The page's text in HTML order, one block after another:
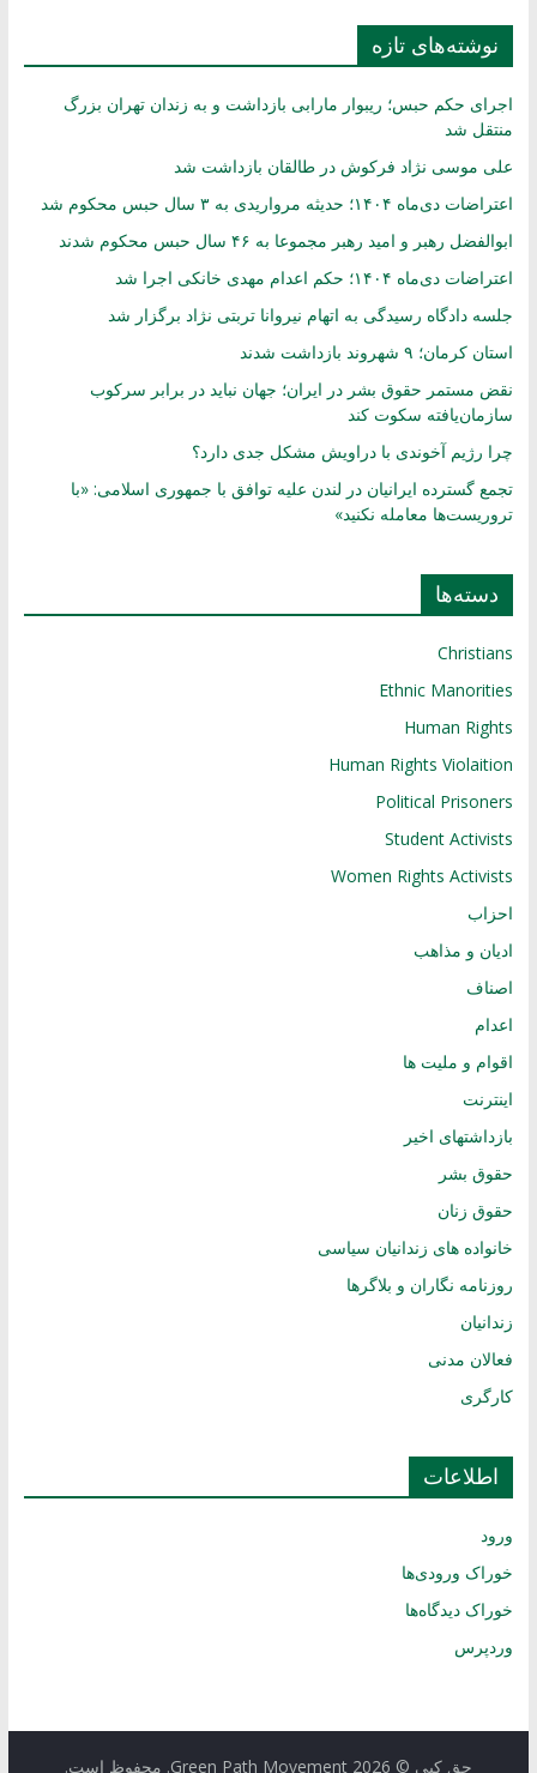
نوشته‌های تازه
اجرای حکم حبس؛ ریبوار مارابی بازداشت و به زندان تهران بزرگ
منتقل شد
علی موسی نژاد فرکوش در طالقان بازداشت شد
اعتراضات دی‌ماه ۱۴۰۴؛ حدیثه مرواریدی به ۳ سال حبس محکوم شد
ابوالفضل رهبر و امید رهبر مجموعا به ۴۶ سال حبس محکوم شدند
اعتراضات دی‌ماه ۱۴۰۴؛ حکم اعدام مهدی خانکی اجرا شد
جلسه دادگاه رسیدگی به اتهام نیروانا تربتی نژاد برگزار شد
استان کرمان؛ ۹ شهروند بازداشت شدند
نقض مستمر حقوق بشر در ایران؛ جهان نباید در برابر سرکوب
سازمان‌یافته سکوت کند
چرا رژیم آخوندی با دراویش مشکل جدی دارد؟
تجمع گسترده ایرانیان در لندن علیه توافق با جمهوری اسلامی: «با
تروریست‌ها معامله نکنید»
دسته‌ها
Christians
Ethnic Manorities
Human Rights
Human Rights Violaition
Political Prisoners
Student Activists
Women Rights Activists
احزاب
ادیان و مذاهب
اصناف
اعدام
اقوام و ملیت ها
اینترنت
بازداشتهای اخیر
حقوق بشر
حقوق زنان
خانواده های زندانیان سیاسی
روزنامه نگاران و بلاگرها
زندانیان
فعالان مدنی
کارگری
اطلاعات
ورود
خوراک ورودی‌ها
خوراک دیدگاه‌ها
وردپرس
حق کپی © 2026 Green Path Movement. محفوظ است.